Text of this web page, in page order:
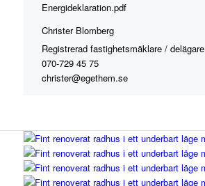
Energideklaration.pdf
Christer Blomberg
Registrerad fastighetsmäklare / delägare
070-729 45 75
christer@egethem.se